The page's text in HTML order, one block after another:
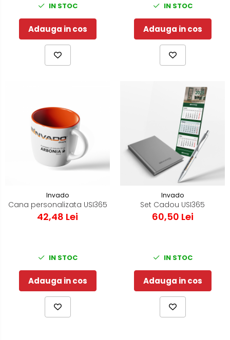
IN STOC
Adauga in cos
IN STOC
Adauga in cos
Invado
Cana personalizata USI365
42,48 Lei
IN STOC
Adauga in cos
Invado
Set Cadou USI365
60,50 Lei
IN STOC
Adauga in cos